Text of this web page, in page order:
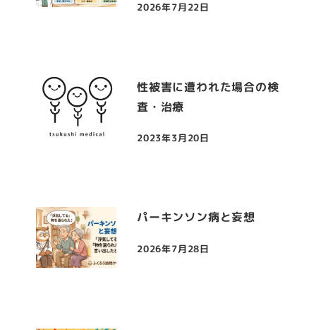
投稿日
2026年7月22日
性被害に遭われた場合の検
査・治療
投稿日
2023年3月20日
パーキンソン病と妄想
投稿日
2026年7月28日